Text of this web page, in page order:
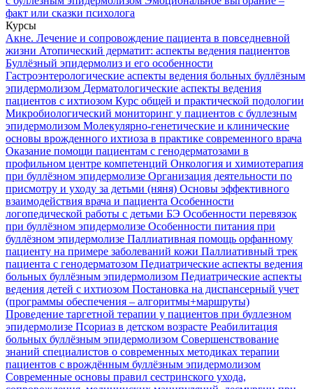
факт или сказки психолога
Курсы
Акне. Лечение и сопровождение пациента в повседневной
жизни Атопический дерматит: аспекты ведения пациентов
Буллёзный эпидермолиз и его особенности
Гастроэнтерологические аспекты ведения больных буллёзным
эпидермолизом Дерматологические аспекты ведения
пациентов с ихтиозом Курс общей и практической подологии
Микробиологический мониторинг у пациентов с буллезным
эпидермолизом Молекулярно-генетические и клинические
основы врожденного ихтиоза в практике современного врача
Оказание помощи пациентам с генодерматозами в
профильном центре компетенций Онкология и химиотерапия
при буллёзном эпидермолизе Организация деятельности по
присмотру и уходу за детьми (няня) Основы эффективного
взаимодействия врача и пациента Особенности
логопедической работы с детьми БЭ Особенности перевязок
при буллёзном эпидермолизе Особенности питания при
буллёзном эпидермолизе Паллиативная помощь орфанному
пациенту на примере заболеваний кожи Паллиативный трек
пациента с генодерматозом Педиатрические аспекты ведения
больных буллёзным эпидермолизом Педиатрические аспекты
ведения детей с ихтиозом Постановка на диспансерный учет
(программы обеспечения – алгоритмы+маршруты)
Проведение таргетной терапии у пациентов при буллезном
эпидермолизе Псориаз в детском возрасте Реабилитация
больных буллёзным эпидермолизом Совершенствование
знаний специалистов о современных методиках терапии
пациентов с врождённым буллёзным эпидермолизом
Современные основы правил сестринского ухода,